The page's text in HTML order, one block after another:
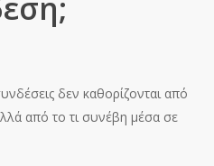
δεν καθορίζονται από
από το τι συνέβη μέσα σε